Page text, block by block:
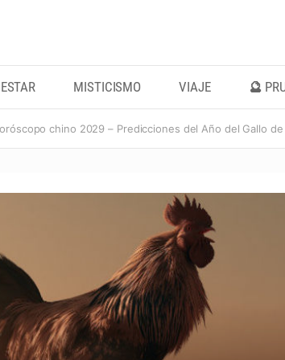
MISTICISMO VIAJE 🔮
chino 2029 – Predicciones del Año del Gallo